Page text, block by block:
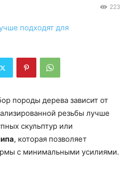
223
породы дерева зависит от
резьбы лучше
скульптур или
, которая позволяет
с минимальными усилиями.